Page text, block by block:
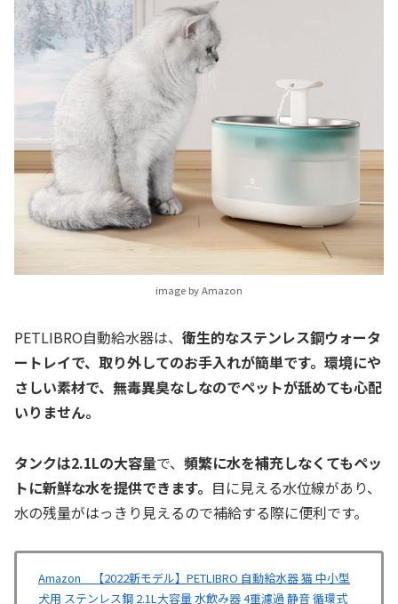
image by Amazon
PETLIBRO自動給水器は、 衛生的なステンレス鋼ウォータ
ートレイで、取り外してのお手入れが簡単です。環境にや
さしい素材で、無毒異臭なしなのでペットが舐めても心配
いりません。
タンクは2.1Lの大容量で、 頻繁に水を補充しなくてもペッ
トに新鮮な水を提供できます。 目に見える水位線があり、
水の残量がはっきり見えるので補給する際に便利です。
Amazon 【2022新モデル】PETLIBRO 自動給水器 猫 中小型
犬用 ステンレス鋼 2.1L大容量 水飲み器 4重濾過 静音 循環式